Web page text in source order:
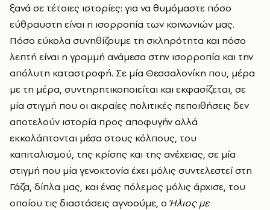
ξανά σε τέτοιες ιστορίες: για να θυμόμαστε πόσο
εύθραυστη είναι η ισορροπία των κοινωνιών μας.
Πόσο εύκολα συνηθίζουμε τη σκληρότητα και πόσο
λεπτή είναι η γραμμή ανάμεσα στην ισορροπία και την
απόλυτη καταστροφή. Σε μία Θεσσαλονίκη που, μέρα
με τη μέρα, συντηρητικοποιείται και εκφασίζεται, σε
μία στιγμή που οι ακραίες πολιτικές πεποιθήσεις δεν
αποτελούν ιστορία προς αποφυγήν αλλά
εκκολάπτονται μέσα στους κόλπους, του
καπιταλισμού, της κρίσης και της ανέχειας, σε μία
στιγμή που μία γενοκτονία έχει μόλις συντελεστεί στη
Γάζα, δίπλα μας, και ένας πόλεμος μόλις άρχισε, του
οποίου τις διαστάσεις αγνοούμε, οΉλιος με